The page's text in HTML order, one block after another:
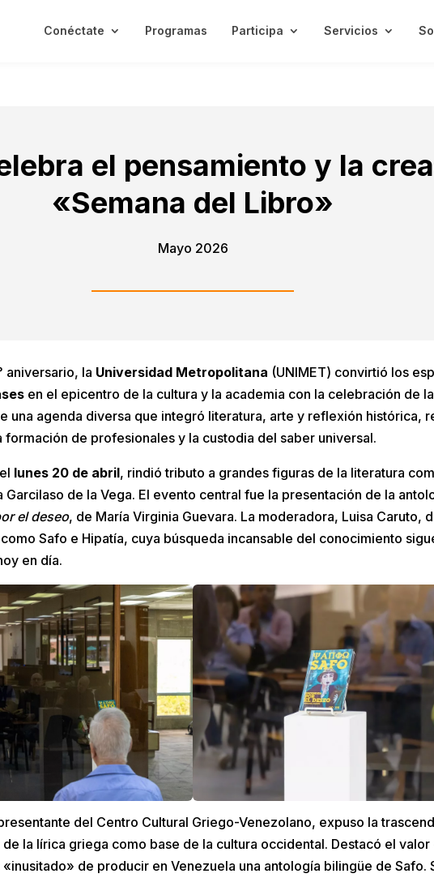
Conéctate Programas Participa Servicios
el pensamiento y la
«Semana del Libro»
Mayo 2026
aniversario, la Universidad Metropolitana (UNIMET) convirtió los
en el epicentro de la cultura y la academia con la celebración de
una agenda diversa que integró literatura, arte y reflexión histórica,
formación de profesionales y la custodia del saber universal.
lunes 20 de abril, rindió tributo a grandes figuras de la literatura
Garcilaso de la Vega. El evento central fue la presentación de la
el deseo, de María Virginia Guevara. La moderadora, Luisa Caruto,
Safo e Hipatía, cuya búsqueda incansable del conocimiento
en día.
del Centro Cultural Griego-Venezolano, expuso la
la lírica griega como base de la cultura occidental. Destacó el valor
de producir en Venezuela una antología bilingüe de Safo.